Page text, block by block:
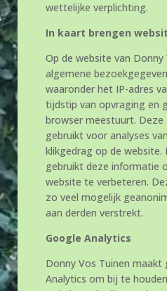
wettelijke verplichting.
In kaart brengen
Op de website van
algemene
waaronder het IP-adres
tijdstip van opvraging en
browser meestuurt. Deze
gebruikt voor analyses
klikgedrag op de website.
gebruikt deze informatie
website te verbeteren.
zo veel mogelijk
aan derden verstrekt.
Google Analytics
Donny Vos Tuinen maakt
Analytics om bij te